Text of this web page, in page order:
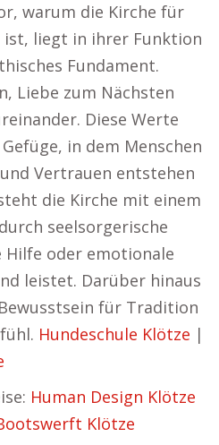
warum die Kirche für
ist, liegt in ihrer Funktion
Fundament.
Liebe zum Nächsten
Diese Werte
in dem Menschen
Vertrauen entstehen
die Kirche mit einem
seelsorgerische
Hilfe oder emotionale
leistet. Darüber hinaus
für Tradition
Hundeschule Klötze |
Human Design Klötze
Klötze